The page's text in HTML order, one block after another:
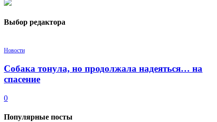
Выбор редактора
Новости
Собака тонула, но продолжала надеяться… на
спасение
0
Популярные посты